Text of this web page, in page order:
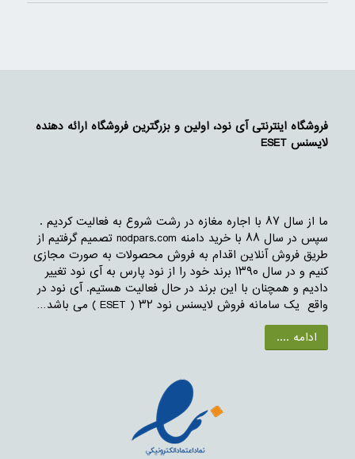
فروشگاه اینترنتی آی نود، اولین و بزرگترین فروشگاه ارائه دهنده
لایسنس ESET
ما از سال ۸۷ با اجاره مغازه در رشت شروع به فعالیت کردیم .
سپس در سال ۸۸ با خرید دامنه nodpars.com تصمیم گرفتیم از
طریق فروش آنلاین اقدام به فروش محصولات به صورت مجازی
کنیم و در سال ۱۳۹۰ برند خود را از نود پارس به آی نود تغییر
دادیم و همچنان با این برند در حال فعالیت هستیم. آی نود در
واقع یک سامانه فروش لایسنس نود ۳۲ ( ESET ) می باشد…
ادامه ....